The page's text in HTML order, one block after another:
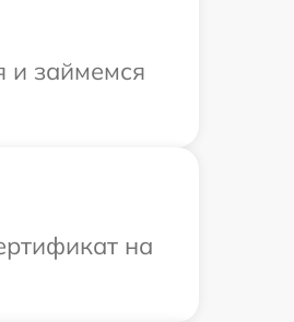
и займемся
на